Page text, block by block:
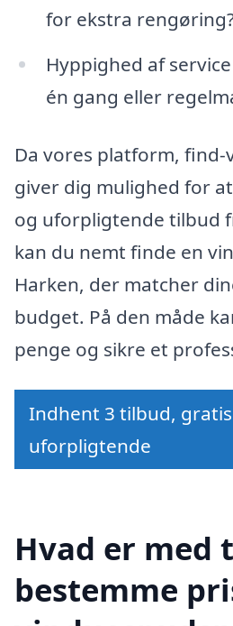
for ekstra
Hyppighed af
én gang eller
Da vores platform, find-
giver dig mulighed for
og uforpligtende tilbud
kan du nemt finde en
Harken, der matcher
budget. På den måde
penge og sikre et
Indhent 3 tilbud,
uforpligtende
Hvad er med
bestemme